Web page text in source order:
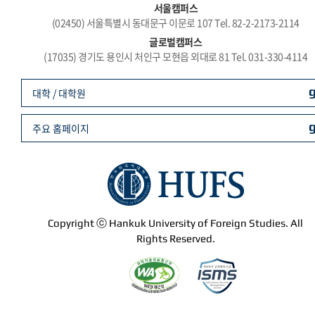
서울캠퍼스
(02450) 서울특별시 동대문구 이문로 107 Tel. 82-2-2173-2114
글로벌캠퍼스
(17035) 경기도 용인시 처인구 모현읍 외대로 81 Tel. 031-330-4114
Copyright ⓒ Hankuk University of Foreign Studies. All
Rights Reserved.
대학 / 대학원
주요 홈페이지